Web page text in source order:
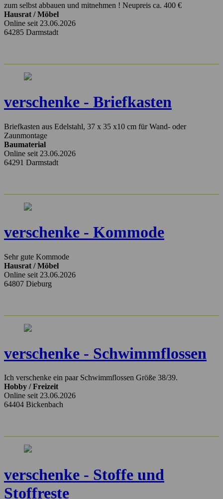
zum selbst abbauen und mitnehmen ! Neupreis ca. 400 €
Hausrat / Möbel
Online seit 23.06.2026
64285 Darmstadt
verschenke - Briefkasten
Briefkasten aus Edelstahl, 37 x 35 x10 cm für Wand- oder
Zaunmontage
Baumaterial
Online seit 23.06.2026
64291 Darmstadt
verschenke - Kommode
Sehr gute Kommode
Hausrat / Möbel
Online seit 23.06.2026
64807 Dieburg
verschenke - Schwimmflossen
Ich verschenke ein paar Schwimmflossen Größe 38/39.
Hobby / Freizeit
Online seit 23.06.2026
64404 Bickenbach
verschenke - Stoffe und
Stoffreste